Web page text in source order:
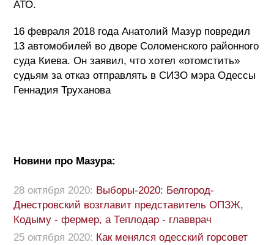
АТО.
16 февраля 2018 года Анатолий Мазур повредил
13 автомобилей во дворе Соломенского районного
суда Киева. Он заявил, что хотел «отомстить»
судьям за отказ отправлять в СИЗО мэра Одессы
Геннадия Труханова
Новини про Мазура:
28 октября 2020: Выборы-2020: Белгород-
Днестровский возглавит представитель ОПЗЖ,
Кодыму - фермер, а Теплодар - главврач
25 октября 2020: Как менялся одесский горсовет